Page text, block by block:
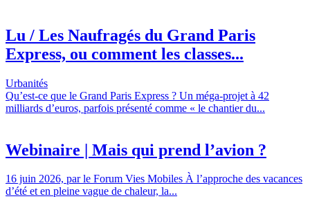
Lu / Les Naufragés du Grand Paris
Express, ou comment les classes...
Urbanités
Qu’est-ce que le Grand Paris Express ? Un méga-projet à 42
milliards d’euros, parfois présenté comme « le chantier du...
Webinaire | Mais qui prend l’avion ?
16 juin 2026, par le Forum Vies Mobiles À l’approche des vacances
d’été et en pleine vague de chaleur, la...